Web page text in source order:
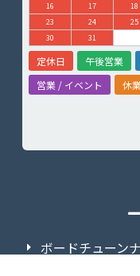
16
17 18
23
24 25
30
31
定休日 午後営業
営業 / イベント
休
ボードチューン